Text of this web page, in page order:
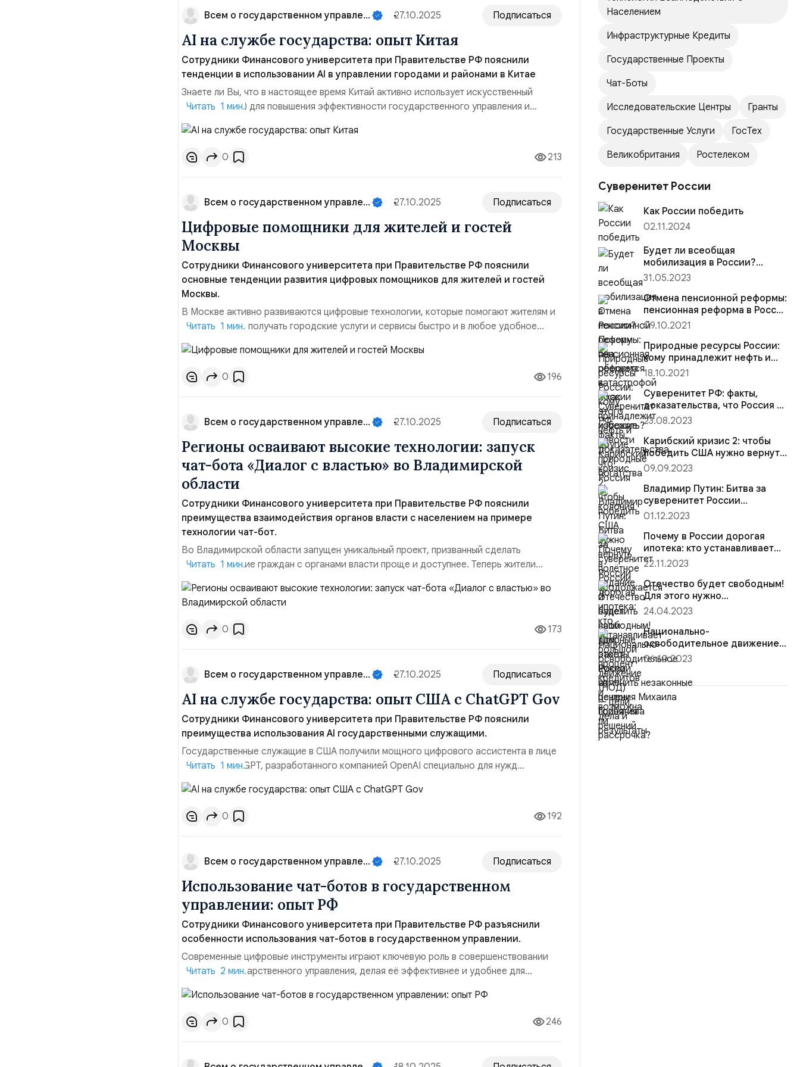
Всем о государственном управле... 27.10.2025 Подписаться
AI на службе государства: опыт Китая
Сотрудники Финансового университета при Правительстве РФ пояснили
тенденции в использовании АI в управлении городами и районами в Китае
Знаете ли Вы, что в настоящее время Китай активно использует искусственный
интеллект (ИИ) для повышения эффективности государственного управления и
улучшения городских услуг. Модель DeepSeek, созданная китайской компанией,
становится ключевым инструментом модернизации государственного сектора и
оптимизации административного процесса. Одними из первых об...
Читать 1 мин.
0 213
Всем о государственном управле... 27.10.2025 Подписаться
Цифровые помощники для жителей и гостей
Москвы
Сотрудники Финансового университета при Правительстве РФ пояснили
основные тенденции развития цифровых помощников для жителей и гостей
Москвы.
В Москве активно развиваются цифровые технологии, которые помогают жителям и
гостям города получать городские услуги и сервисы быстро и в любое удобное
время. Одним из таких инструментов являются чат-боты, созданные с
использованием технологий искусственного интеллекта. Чат-боты — это
виртуальные ассистенты, которые оперативно отвечают на вопросы, наход...
Читать 1 мин.
0 196
Всем о государственном управле... 27.10.2025 Подписаться
Регионы осваивают высокие технологии: запуск
чат-бота «Диалог с властью» во Владимирской
области
Сотрудники Финансового университета при Правительстве РФ пояснили
преимущества взаимодействия органов власти с населением на примере
технологии чат-бот.
Во Владимирской области запущен уникальный проект, призванный сделать
взаимодействие граждан с органами власти проще и доступнее. Теперь жители
региона могут обратиться за консультациями и актуальной информацией прямо в
мессенджере Telegram, воспользовавшись новым чат-ботом «Диалог с властью».
Пользователь запускает диалог с виртуальным собеседником, за...
Читать 1 мин.
0 173
Всем о государственном управле... 27.10.2025 Подписаться
AI на службе государства: опыт США с ChatGPT Gov
Сотрудники Финансового университета при Правительстве РФ пояснили
преимущества использования AI государственными служащими.
Государственные служащие в США получили мощного цифрового ассистента в лице
чат‑бота ChatGPT, разработанного компанией OpenAI специально для нужд
американского правительства. Эта версия получила название ChatGPT Gov и
отличается рядом уникальных особенностей, направленных на обеспечение
максимальной конфиденциальности и соответствия жёстким требованиям ...
Читать 1 мин.
0 192
Всем о государственном управле... 27.10.2025 Подписаться
Использование чат-ботов в государственном
управлении: опыт РФ
Сотрудники Финансового университета при Правительстве РФ разъяснили
особенности использования чат-ботов в государственном управлении.
Современные цифровые инструменты играют ключевую роль в совершенствовании
системы государственного управления, делая её эффективнее и удобнее для
граждан. Одной из инновационных технологий, активно внедряемых в последнее
время, стали чат-боты. Идея внедрения автоматизированных помощников возникла
ещё в конце 2010-х годов, однако широкое распространение ...
Читать 2 мин.
0 246
Населением
Инфраструктурные Кредиты
Государственные Проекты
Чат-Боты
Исследовательские Центры
Гранты
Государственные Услуги
ГосТех
Великобритания
Ростелеком
Суверенитет России
Как России победить
02.11.2024
Будет ли всеобщая
мобилизация в России?
Почему она обернется
избежать?
31.05.2023
Отмена пенсионной реформы:
пенсионная реформа в России
— хорошие новости
09.10.2021
Природные ресурсы России:
кому принадлежит нефть и
другие природные богатства
18.10.2021
Суверенитет РФ: факты,
доказательства, что Россия —
колония
23.08.2023
Карибский кризис 2: чтобы
победить США нужно вернуть
полётное задание и нацелить
на центры принятия решений
09.09.2023
Владимир Путин: Битва за
суверенитет России
продолжается
01.12.2023
Почему в России дорогая
ипотека: кто устанавливает
большой процент кредитов и
22.11.2023
Отечество будет свободным!
Для этого нужно
отменить незаконные
решения Михаила Горбачева
24.04.2023
Национально-
освободительное движение
(НОД) — цели, дела и
06.10.2023